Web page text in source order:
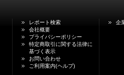
レポート検索
会社概要
プライバシーポリシー
特定商取引に関する法律に
基づく表示
お問い合わせ
ご利用案内(ヘルプ)
企